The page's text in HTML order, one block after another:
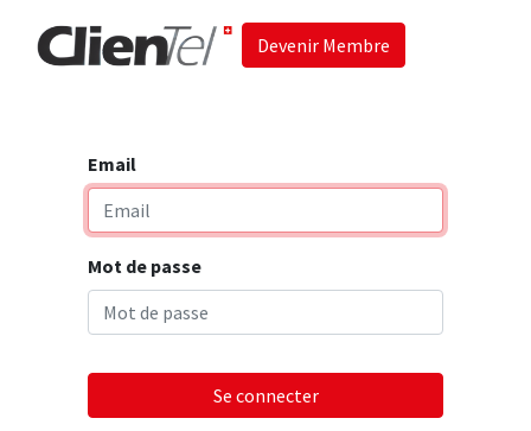
Devenir Membre
Email
Mot de passe
Se connecter